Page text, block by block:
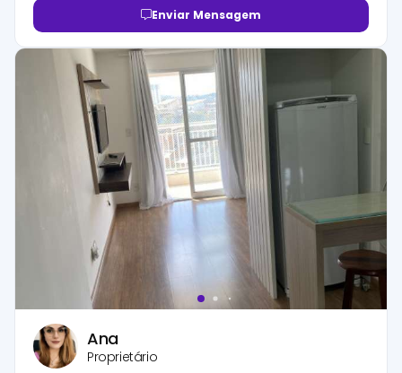
Enviar Mensagem
Ana
Proprietário